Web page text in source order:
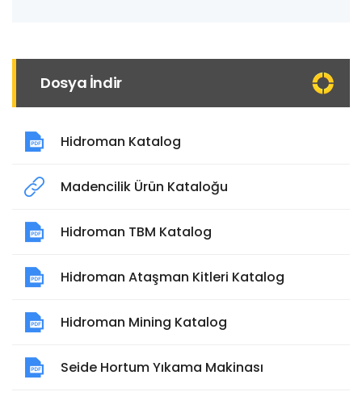
Dosya İndir
Hidroman Katalog
Madencilik Ürün Kataloğu
Hidroman TBM Katalog
Hidroman Ataşman Kitleri Katalog
Hidroman Mining Katalog
Seide Hortum Yıkama Makinası